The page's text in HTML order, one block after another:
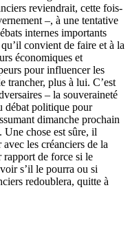
reviendrait, cette fois-
–, à une tentative
internes importants
convient de faire et à la
économiques et
pour influencer les
trancher, plus à lui. C’est
– la souveraineté
débat politique pour
dimanche prochain
chose est sûre, il
les créanciers de la
de force si le
s’il le pourra ou si
redoublera, quitte à